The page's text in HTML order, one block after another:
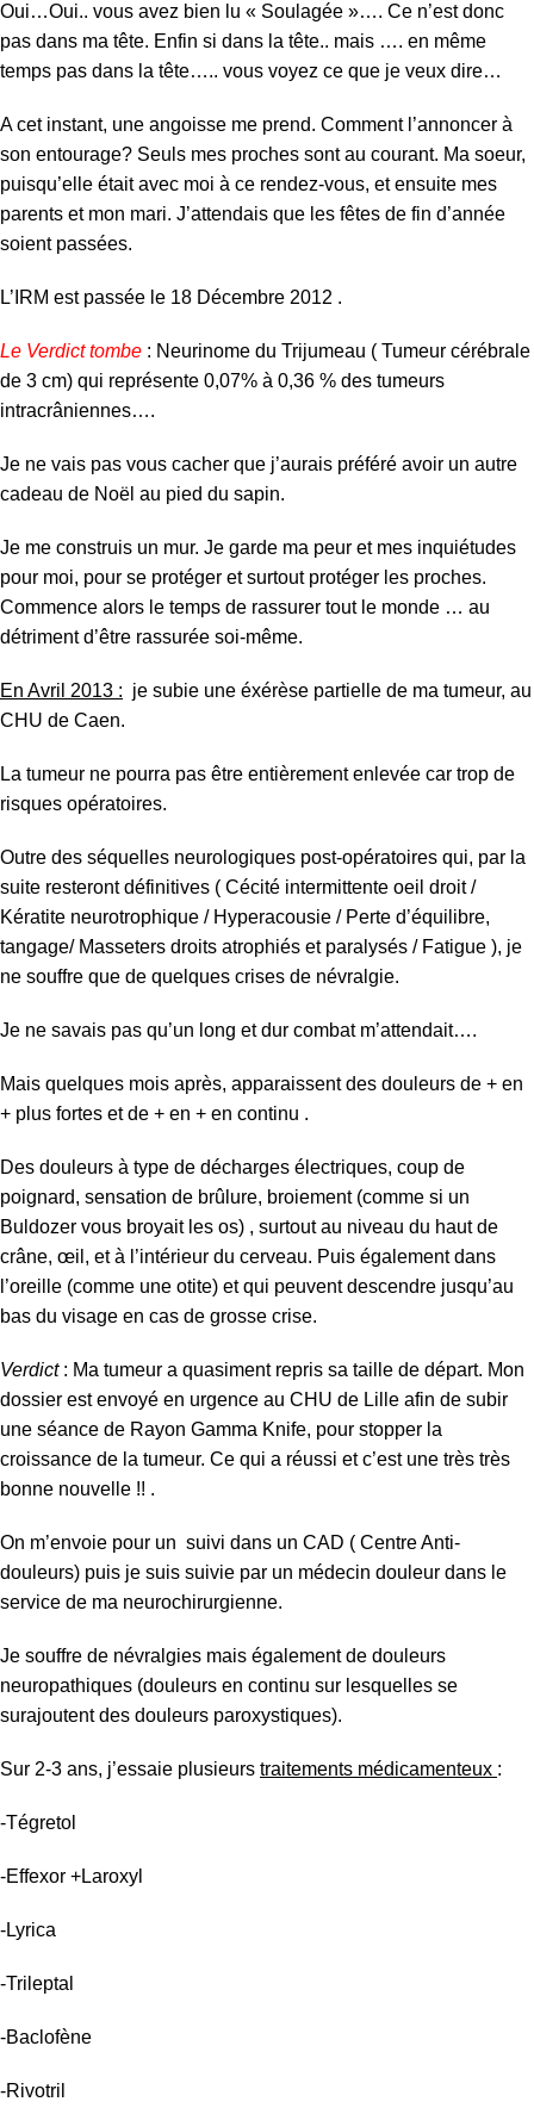
Oui…Oui.. vous avez bien lu « Soulagée »…. Ce n’est donc
pas dans ma tête. Enfin si dans la tête.. mais …. en même
temps pas dans la tête….. vous voyez ce que je veux dire…
A cet instant, une angoisse me prend. Comment l’annoncer à
son entourage? Seuls mes proches sont au courant. Ma soeur,
puisqu’elle était avec moi à ce rendez-vous, et ensuite mes
parents et mon mari. J’attendais que les fêtes de fin d’année
soient passées.
L’IRM est passée le 18 Décembre 2012 .
Le Verdict tombe : Neurinome du Trijumeau ( Tumeur cérébrale
de 3 cm) qui représente 0,07% à 0,36 % des tumeurs
intracrâniennes….
Je ne vais pas vous cacher que j’aurais préféré avoir un autre
cadeau de Noël au pied du sapin.
Je me construis un mur. Je garde ma peur et mes inquiétudes
pour moi, pour se protéger et surtout protéger les proches.
Commence alors le temps de rassurer tout le monde … au
détriment d’être rassurée soi-même.
En Avril 2013 : je subie une éxérèse partielle de ma tumeur, au
CHU de Caen.
La tumeur ne pourra pas être entièrement enlevée car trop de
risques opératoires.
Outre des séquelles neurologiques post-opératoires qui, par la
suite resteront définitives ( Cécité intermittente oeil droit /
Kératite neurotrophique / Hyperacousie / Perte d’équilibre,
tangage/ Masseters droits atrophiés et paralysés / Fatigue ), je
ne souffre que de quelques crises de névralgie.
Je ne savais pas qu’un long et dur combat m’attendait….
Mais quelques mois après, apparaissent des douleurs de + en
+ plus fortes et de + en + en continu .
Des douleurs à type de décharges électriques, coup de
poignard, sensation de brûlure, broiement (comme si un
Buldozer vous broyait les os) , surtout au niveau du haut de
crâne, œil, et à l’intérieur du cerveau. Puis également dans
l’oreille (comme une otite) et qui peuvent descendre jusqu’au
bas du visage en cas de grosse crise.
Verdict: Ma tumeur a quasiment repris sa taille de départ. Mon
dossier est envoyé en urgence au CHU de Lille afin de subir
une séance de Rayon Gamma Knife, pour stopper la
croissance de la tumeur. Ce qui a réussi et c’est une très très
bonne nouvelle !! .
On m’envoie pour un suivi dans un CAD ( Centre Anti-
douleurs) puis je suis suivie par un médecin douleur dans le
service de ma neurochirurgienne.
Je souffre de névralgies mais également de douleurs
neuropathiques (douleurs en continu sur lesquelles se
surajoutent des douleurs paroxystiques).
Sur 2-3 ans, j’essaie plusieurs traitements médicamenteux :
-Tégretol
-Effexor +Laroxyl
-Lyrica
-Trileptal
-Baclofène
-Rivotril